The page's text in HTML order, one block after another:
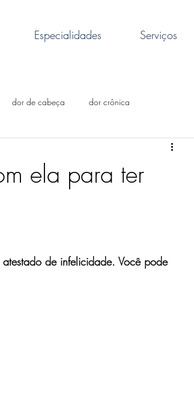
Especialidades Serviços
dor de cabeça dor crônica
sono
ela para ter
de infelicidade. Você pode